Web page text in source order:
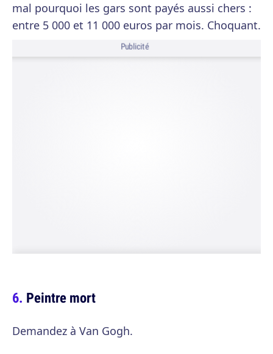
mal pourquoi les gars sont payés aussi chers :
entre 5 000 et 11 000 euros par mois. Choquant.
Publicité
Peintre mort
Demandez à Van Gogh.